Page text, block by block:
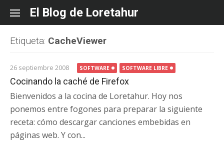
content
El Blog de Loretahur
Etiqueta: CacheViewer
26 septiembre 2008 SOFTWARE SOFTWARE LIBRE
Cocinando la caché de Firefox
Bienvenidos a la cocina de Loretahur. Hoy nos
ponemos entre fogones para preparar la siguiente
receta: cómo descargar canciones embebidas en
páginas web. Y con...